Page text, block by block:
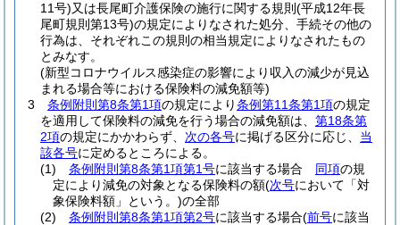
11号)又は長尾町介護保険の施行に関する規則 (平成12年長
尾町規則第13号)の規定によりなされた処分、手続その他の
行為は、それぞれこの規則の相当規定によりなされたもの
とみなす。
(新型コロナウイルス感染症の影響により収入の減少が見込
まれる場合等における保険料の減免額等)
3
条例附則第8条第1項の規定により条例第11条第1項の規定
を適用して保険料の減免を行う場合の減免額は、 第18条第
2項の規定にかかわらず、 次の各号に掲げる区分に応じ、 当
該各号に定めるところによる。
(1)
条例附則第8条第1項第1号に該当する場合 同項の規
定により減免の対象となる保険料の額(次号において「対
象保険料額」という。)の全部
(2)
条例附則第8条第1項第2号に該当する場合(前号に該当